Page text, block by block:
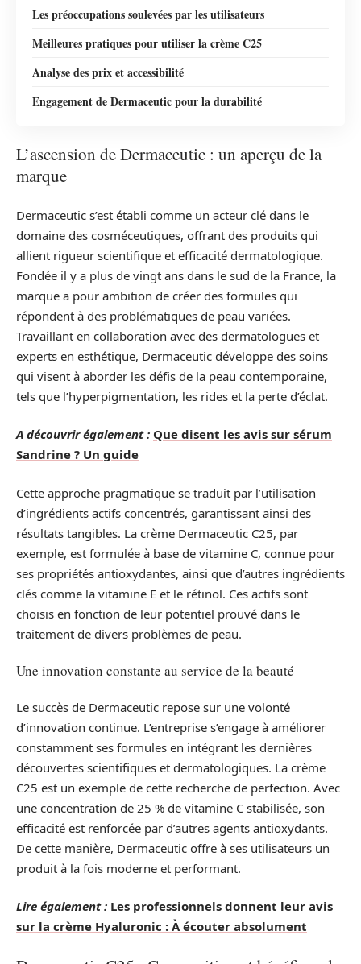
Les préoccupations soulevées par les utilisateurs
Meilleures pratiques pour utiliser la crème C25
Analyse des prix et accessibilité
Engagement de Dermaceutic pour la durabilité
L’ascension de Dermaceutic : un aperçu de la
marque
Dermaceutic s’est établi comme un acteur clé dans le
domaine des cosméceutiques, offrant des produits qui
allient rigueur scientifique et efficacité dermatologique.
Fondée il y a plus de vingt ans dans le sud de la France, la
marque a pour ambition de créer des formules qui
répondent à des problématiques de peau variées.
Travaillant en collaboration avec des dermatologues et
experts en esthétique, Dermaceutic développe des soins
qui visent à aborder les défis de la peau contemporaine,
tels que l’hyperpigmentation, les rides et la perte d’éclat.
A découvrir également : Que disent les avis sur sérum
Sandrine ? Un guide
Cette approche pragmatique se traduit par l’utilisation
d’ingrédients actifs concentrés, garantissant ainsi des
résultats tangibles. La crème Dermaceutic C25, par
exemple, est formulée à base de vitamine C, connue pour
ses propriétés antioxydantes, ainsi que d’autres ingrédients
clés comme la vitamine E et le rétinol. Ces actifs sont
choisis en fonction de leur potentiel prouvé dans le
traitement de divers problèmes de peau.
Une innovation constante au service de la beauté
Le succès de Dermaceutic repose sur une volonté
d’innovation continue. L’entreprise s’engage à améliorer
constamment ses formules en intégrant les dernières
découvertes scientifiques et dermatologiques. La crème
C25 est un exemple de cette recherche de perfection. Avec
une concentration de 25 % de vitamine C stabilisée, son
efficacité est renforcée par d’autres agents antioxydants.
De cette manière, Dermaceutic offre à ses utilisateurs un
produit à la fois moderne et performant.
Lire également : Les professionnels donnent leur avis
sur la crème Hyaluronic : À écouter absolument